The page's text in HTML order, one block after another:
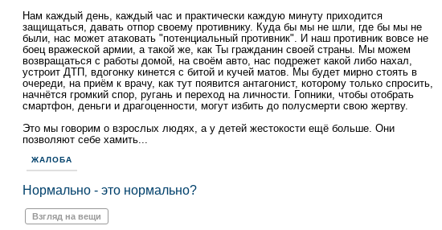
Нам каждый день, каждый час и практически каждую минуту приходится
защищаться, давать отпор своему противнику. Куда бы мы не шли, где бы мы не
были, нас может атаковать "потенциальный противник". И наш противник вовсе не
боец вражеской армии, а такой же, как Ты гражданин своей страны. Мы можем
возвращаться с работы домой, на своём авто, нас подрежет какой либо нахал,
устроит ДТП, вдогонку кинется с битой и кучей матов. Мы будет мирно стоять в
очереди, на приём к врачу, как тут появится антагонист, которому только спросить,
начнётся громкий спор, ругань и переход на личности. Гопники, чтобы отобрать
смартфон, деньги и драгоценности, могут избить до полусмерти свою жертву.
Это мы говорим о взрослых людях, а у детей жестокости ещё больше. Они
позволяют себе хамить...
ЖАЛОБА
Нормально - это нормально?
Взгляд на вещи